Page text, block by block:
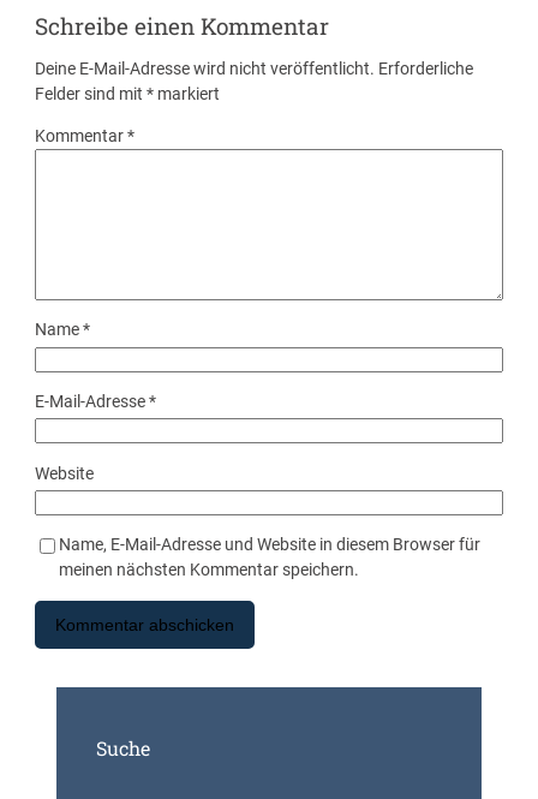
Schreibe einen Kommentar
Deine E-Mail-Adresse wird nicht veröffentlicht. Erforderliche
Felder sind mit* markiert
Kommentar*
Name*
E-Mail-Adresse*
Website
Name, E-Mail-Adresse und Website in diesem Browser für
meinen nächsten Kommentar speichern.
Suche